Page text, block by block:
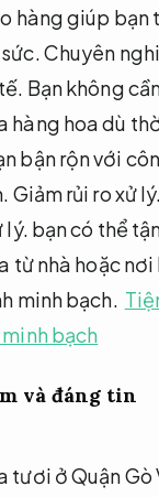
hàng giúp bạn
Chuyên
Bạn không
hàng hoa dù
bận rộn với
Giảm rủi ro xử lý.
lý. bạn có thể
từ nhà hoặc
minh bạch.
bạch
và đáng tin
tươi ở Quận Gò